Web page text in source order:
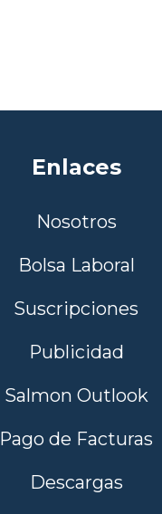
Enlaces
Nosotros
Bolsa Laboral
Suscripciones
Publicidad
Salmon Outlook
Pago de Facturas
Descargas